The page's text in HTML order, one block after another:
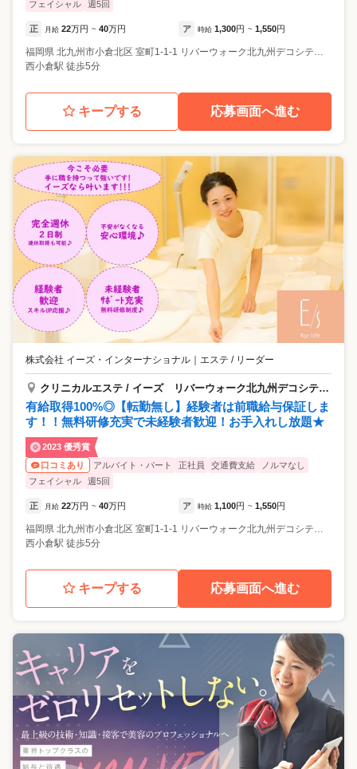
フェイシャル
週5回
正 月給 22万円 ~ 40万円 ア 時給 1,300円 ~ 1,550円
福岡県 北九州市小倉北区 室町1-1-1 リバーウォーク北九州デコシティ2F
西小倉駅 徒歩5分
キープする 応募画面へ進む
株式会社 イーズ・インターナショナル エステ / リーダー
クリニカルエステ / イーズ リバーウォーク北九州デコシティ店
有給取得100%◎【転勤無し】経験者は前職給与保証しま
す！！無料研修充実で未経験者歓迎！お手入れし放題★
2023 優秀賞
口コミあり
アルバイト・パート 正社員 交通費支給
ノルマなし
フェイシャル
週5回
正 月給 22万円 ~ 40万円 ア 時給 1,100円 ~ 1,550円
福岡県 北九州市小倉北区 室町1-1-1 リバーウォーク北九州デコシティ2F
西小倉駅 徒歩5分
キープする 応募画面へ進む